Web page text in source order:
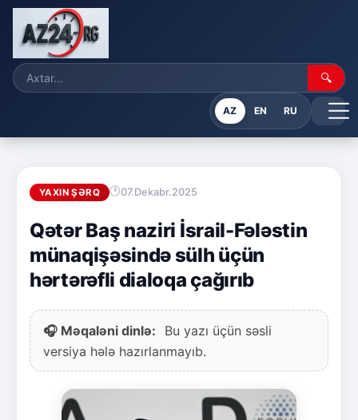
🔍
AZ EN RU
YAXIN ŞƏRQ 07.Dekabr.2025
Qətər Baş naziri İsrail-Fələstin
münaqişəsində sülh üçün
hərtərəfli dialoqa çağırıb
🎧 Məqaləni dinlə:
Bu yazı üçün səsli
versiya hələ hazırlanmayıb.